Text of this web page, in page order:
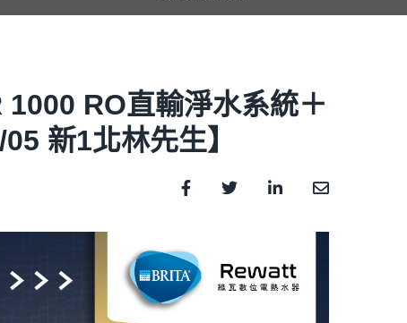
RO直輸淨水系統＋
新1北林先生】